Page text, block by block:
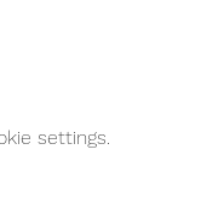
settings.